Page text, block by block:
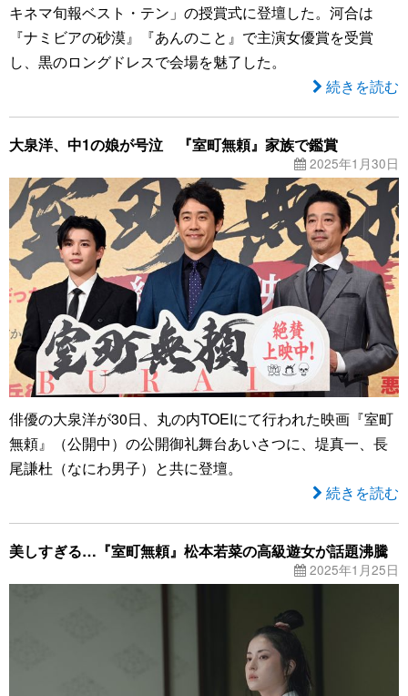
キネマ旬報ベスト・テン」の授賞式に登壇した。河合は
『ナミビアの砂漠』『あんのこと』で主演女優賞を受賞
し、黒のロングドレスで会場を魅了した。
続きを読む
大泉洋、中1の娘が号泣 『室町無頼』家族で鑑賞
2025年1月30日
俳優の大泉洋が30日、丸の内TOEIにて行われた映画『室町
無頼』（公開中）の公開御礼舞台あいさつに、堤真一、長
尾謙杜（なにわ男子）と共に登壇。
続きを読む
美しすぎる…『室町無頼』松本若菜の高級遊女が話題沸騰
2025年1月25日